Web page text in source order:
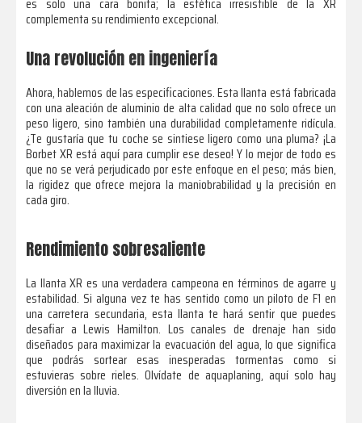
complementa su rendimiento excepcional.
Una revolución en ingeniería
Ahora, hablemos de las especificaciones. Esta llanta está fabricada
con una aleación de aluminio de alta calidad que no solo ofrece un
peso ligero, sino también una durabilidad completamente ridícula.
¿Te gustaría que tu coche se sintiese ligero como una pluma? ¡La
Borbet XR está aquí para cumplir ese deseo! Y lo mejor de todo es
que no se verá perjudicado por este enfoque en el peso; más bien,
la rigidez que ofrece mejora la maniobrabilidad y la precisión en
cada giro.
Rendimiento sobresaliente
La llanta XR es una verdadera campeona en términos de agarre y
estabilidad. Si alguna vez te has sentido como un piloto de F1 en
una carretera secundaria, esta llanta te hará sentir que puedes
desafiar a Lewis Hamilton. Los canales de drenaje han sido
diseñados para maximizar la evacuación del agua, lo que significa
que podrás sortear esas inesperadas tormentas como si
estuvieras sobre rieles. Olvídate de aquaplaning, aquí solo hay
diversión en la lluvia.